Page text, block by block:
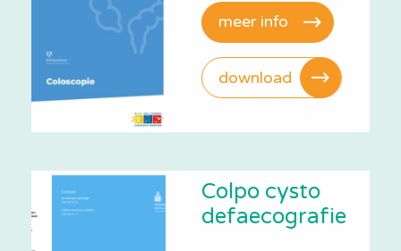
meer info
download
Colpo cysto
defaecografie